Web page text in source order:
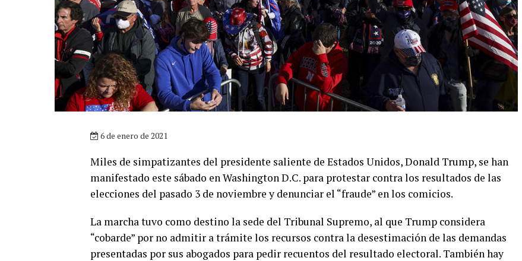
6 de enero de 2021
Miles de simpatizantes del presidente saliente de Estados Unidos, Donald Trump, se han
manifestado este sábado en Washington D.C. para protestar contra los resultados de las
elecciones del pasado 3 de noviembre y denunciar el “fraude” en los comicios.
La marcha tuvo como destino la sede del Tribunal Supremo, al que Trump considera
“cobarde” por no admitir a trámite los recursos contra la desestimación de las demandas
presentadas por sus abogados para pedir recuentos del resultado electoral. También hay